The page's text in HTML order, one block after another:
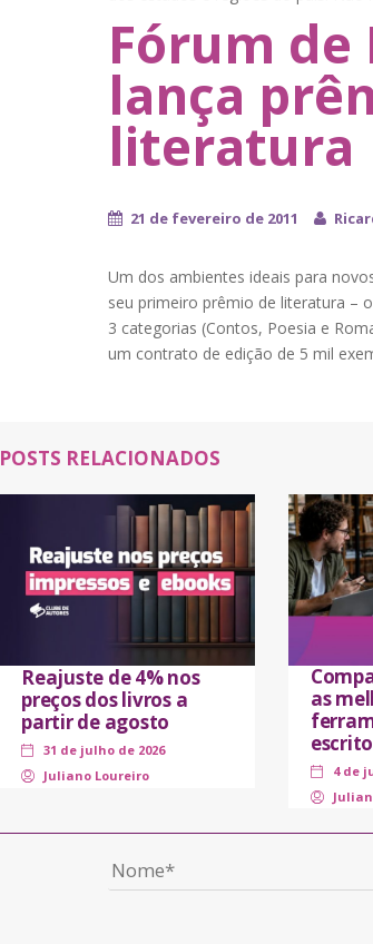
Fórum de
lança
literatura
21 de fevereiro de 2011
Um dos ambientes ideais para
seu primeiro prêmio de literatura –
3 categorias (Contos, Poesia e
um contrato de edição de 5 mil
POSTS RELACIONADOS
Reajuste de 4% nos
preços dos livros a
partir de agosto
31 de julho de 2026
Juliano Loureiro
as
4 de